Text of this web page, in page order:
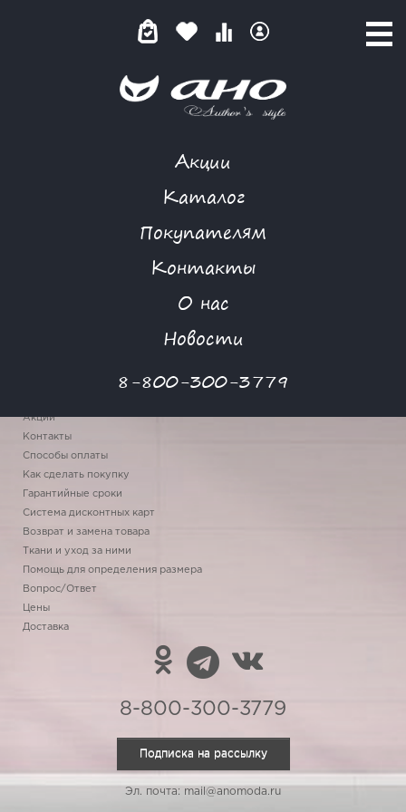
Акции
Каталог
Покупателям
Контакты
О нас
Новости
8-800-300-3779
ЛИКВИДАЦИЯ
Акции
Контакты
Способы оплаты
Как сделать покупку
Гарантийные сроки
Система дисконтных карт
Возврат и замена товара
Ткани и уход за ними
Помощь для определения размера
Вопрос/Ответ
Цены
Доставка
8-800-300-3779
Подписка на рассылку
Эл. почта: mail@anomoda.ru